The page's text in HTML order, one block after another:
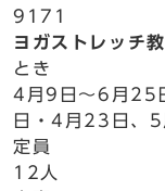
9171
ヨガストレッチ
とき
4月9日～6月25
日・4月23日、
定員
12人